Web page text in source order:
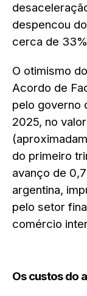
despencou
cerca de
O otimismo
Acordo de
pelo governo
2025, no
do primeiro
avanço de
argentina,
pelo setor
comércio
Os custos do